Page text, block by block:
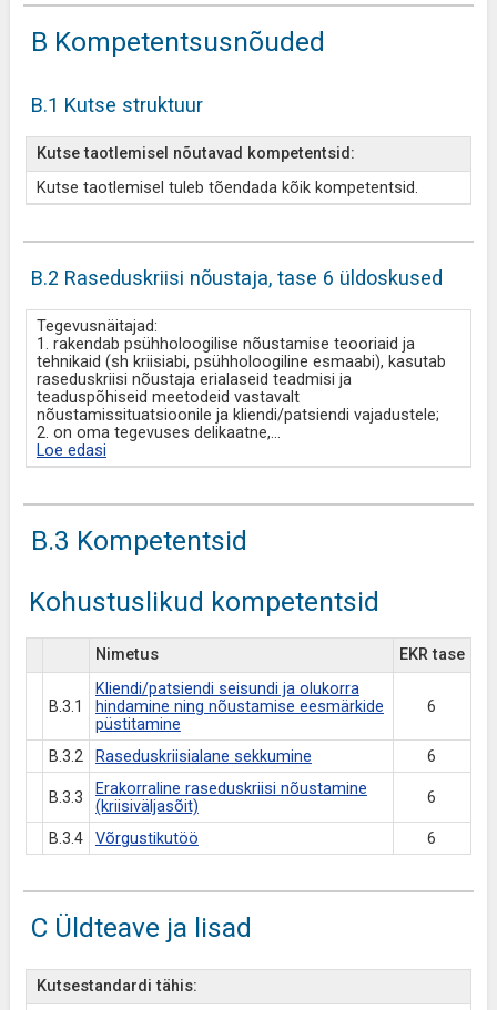
B Kompetentsusnõuded
B.1 Kutse struktuur
Kutse taotlemisel nõutavad kompetentsid:
Kutse taotlemisel tuleb tõendada kõik kompetentsid.
B.2 Raseduskriisi nõustaja, tase 6 üldoskused
Tegevusnäitajad:
1. rakendab psühholoogilise nõustamise teooriaid ja
tehnikaid (sh kriisiabi, psühholoogiline esmaabi), kasutab
raseduskriisi nõustaja erialaseid teadmisi ja
teaduspõhiseid meetodeid vastavalt
nõustamissituatsioonile ja kliendi/patsiendi vajadustele;
2. on oma tegevuses delikaatne,...
Loe edasi
B.3 Kompetentsid
Kohustuslikud kompetentsid
Nimetus EKR tase
B.3.1
Kliendi/patsiendi seisundi ja olukorra
hindamine ning nõustamise eesmärkide
püstitamine
6
B.3.2 Raseduskriisialane sekkumine 6
B.3.3
Erakorraline raseduskriisi nõustamine
(kriisiväljasõit)
6
B.3.4 Võrgustikutöö 6
C Üldteave ja lisad
Kutsestandardi tähis: